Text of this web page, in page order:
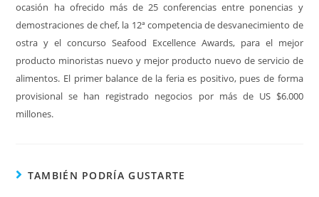
ocasión ha ofrecido más de 25 conferencias entre ponencias y
demostraciones de chef, la 12ª competencia de desvanecimiento de
ostra y el concurso Seafood Excellence Awards, para el mejor
producto minoristas nuevo y mejor producto nuevo de servicio de
alimentos. El primer balance de la feria es positivo, pues de forma
provisional se han registrado negocios por más de US $6.000
millones.
TAMBIÉN PODRÍA GUSTARTE